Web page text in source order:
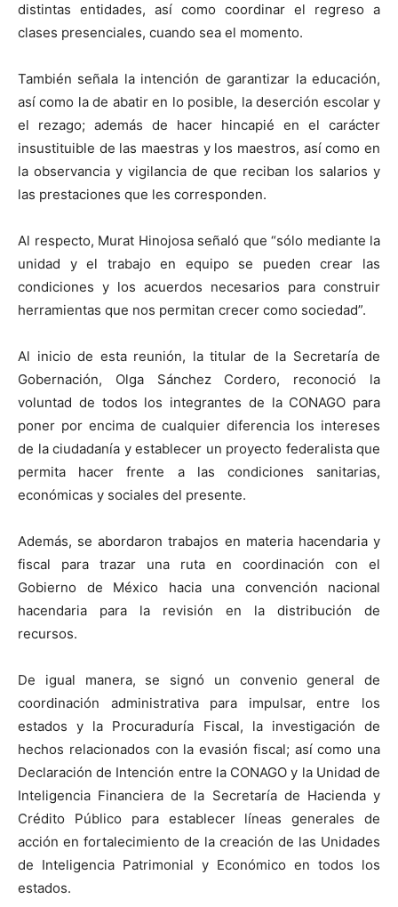
distintas entidades, así como coordinar el regreso a
clases presenciales, cuando sea el momento.
También señala la intención de garantizar la educación,
así como la de abatir en lo posible, la deserción escolar y
el rezago; además de hacer hincapié en el carácter
insustituible de las maestras y los maestros, así como en
la observancia y vigilancia de que reciban los salarios y
las prestaciones que les corresponden.
Al respecto, Murat Hinojosa señaló que “sólo mediante la
unidad y el trabajo en equipo se pueden crear las
condiciones y los acuerdos necesarios para construir
herramientas que nos permitan crecer como sociedad”.
Al inicio de esta reunión, la titular de la Secretaría de
Gobernación, Olga Sánchez Cordero, reconoció la
voluntad de todos los integrantes de la CONAGO para
poner por encima de cualquier diferencia los intereses
de la ciudadanía y establecer un proyecto federalista que
permita hacer frente a las condiciones sanitarias,
económicas y sociales del presente.
Además, se abordaron trabajos en materia hacendaria y
fiscal para trazar una ruta en coordinación con el
Gobierno de México hacia una convención nacional
hacendaria para la revisión en la distribución de
recursos.
De igual manera, se signó un convenio general de
coordinación administrativa para impulsar, entre los
estados y la Procuraduría Fiscal, la investigación de
hechos relacionados con la evasión fiscal; así como una
Declaración de Intención entre la CONAGO y la Unidad de
Inteligencia Financiera de la Secretaría de Hacienda y
Crédito Público para establecer líneas generales de
acción en fortalecimiento de la creación de las Unidades
de Inteligencia Patrimonial y Económico en todos los
estados.